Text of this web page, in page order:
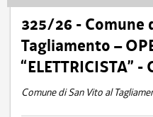
325/26 - Comune
Tagliamento –
“ELETTRICISTA” -
Comune di San Vito al